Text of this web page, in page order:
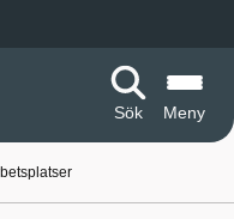
Sök
Meny